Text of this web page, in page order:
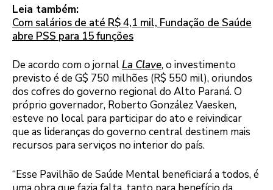
Leia também:
Com salários de até R$ 4,1 mil, Fundação de Saúde
abre PSS para 15 funções
De acordo com o jornalLa Clave, o investimento
previsto é de G$ 750 milhões (R$ 550 mil), oriundos
dos cofres do governo regional do Alto Paraná. O
próprio governador, Roberto González Vaesken,
esteve no local para participar do ato e reivindicar
que as lideranças do governo central destinem mais
recursos para serviços no interior do país.
“Esse Pavilhão de Saúde Mental beneficiará a todos, é